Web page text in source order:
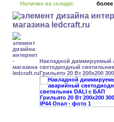
Наличие на складе: более
Накладной диммируемый
светодиодный
Грильято 20 Вт 200x200